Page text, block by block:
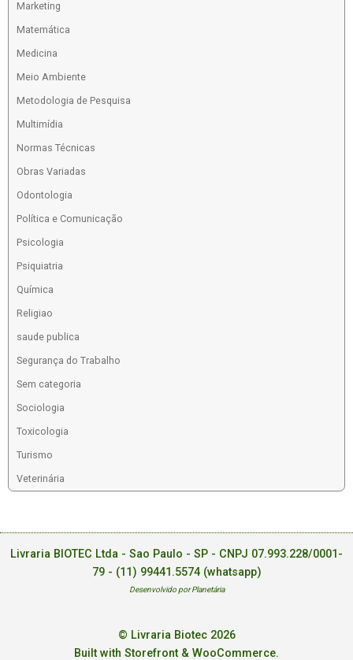
Marketing
Matemática
Medicina
Meio Ambiente
Metodologia de Pesquisa
Multimídia
Normas Técnicas
Obras Variadas
Odontologia
Política e Comunicação
Psicologia
Psiquiatria
Química
Religiao
saude publica
Segurança do Trabalho
Sem categoria
Sociologia
Toxicologia
Turismo
Veterinária
Livraria BIOTEC Ltda - Sao Paulo - SP - CNPJ 07.993.228/0001-
79 - (11) 99441.5574 (whatsapp)
Desenvolvido por Planetária
© Livraria Biotec 2026
Built with Storefront & WooCommerce.